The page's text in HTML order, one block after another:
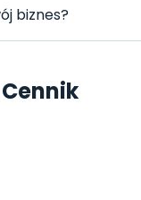
biznes?
Cennik